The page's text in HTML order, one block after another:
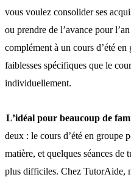
vous voulez consolider ses
ou prendre de l’avance pour
complément à un cours d’été
faiblesses spécifiques que le
individuellement.
L’idéal pour beaucoup de
deux : le cours d’été en groupe
matière, et quelques séances
plus difficiles. Chez TutorAide,